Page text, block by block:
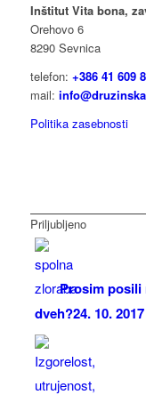
Inštitut Vita bona,
Orehovo 6
8290 Sevnica
telefon: +386 41 609
mail:
Politika zasebnosti
Priljubljeno
Prosim posili
dveh?24. 10.